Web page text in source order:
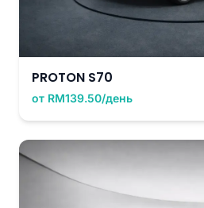
PROTON S70
от RM139.50/день